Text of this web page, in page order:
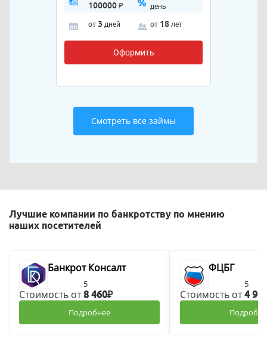
100000₽
день
от 3 дней от 18 лет
Оформить
Смотреть все займы
Лучшие компании по банкротству по мнению
наших посетителей
Банкрот Консалт
5
Стоимость от8 460₽
Подробнее
ФЦБГ
5
Стоимость от4